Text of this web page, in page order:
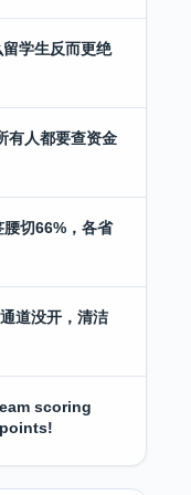
学生反而更绝
有人都要查资金
切66%，各省
道没开，清洁
scoring